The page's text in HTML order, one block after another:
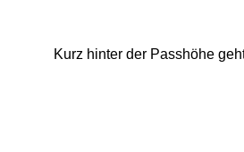
Kurz hinter der Passhöhe